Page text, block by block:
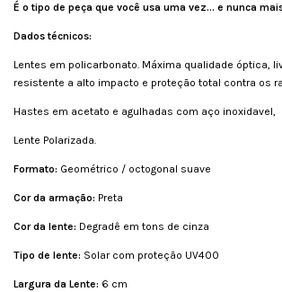
É o tipo de peça que você usa uma vez… e nunca
Dados técnicos:
Lentes em policarbonato. Máxima qualidade óptica,
resistente a alto impacto e proteção total contra os
Hastes em acetato e agulhadas com aço inoxidavel,
Lente Polarizada.
Formato: Geométrico / octogonal suave
Cor da armação: Preta
Cor da lente: Degradê em tons de cinza
Tipo de lente: Solar com proteção UV400
Largura da Lente: 6 cm